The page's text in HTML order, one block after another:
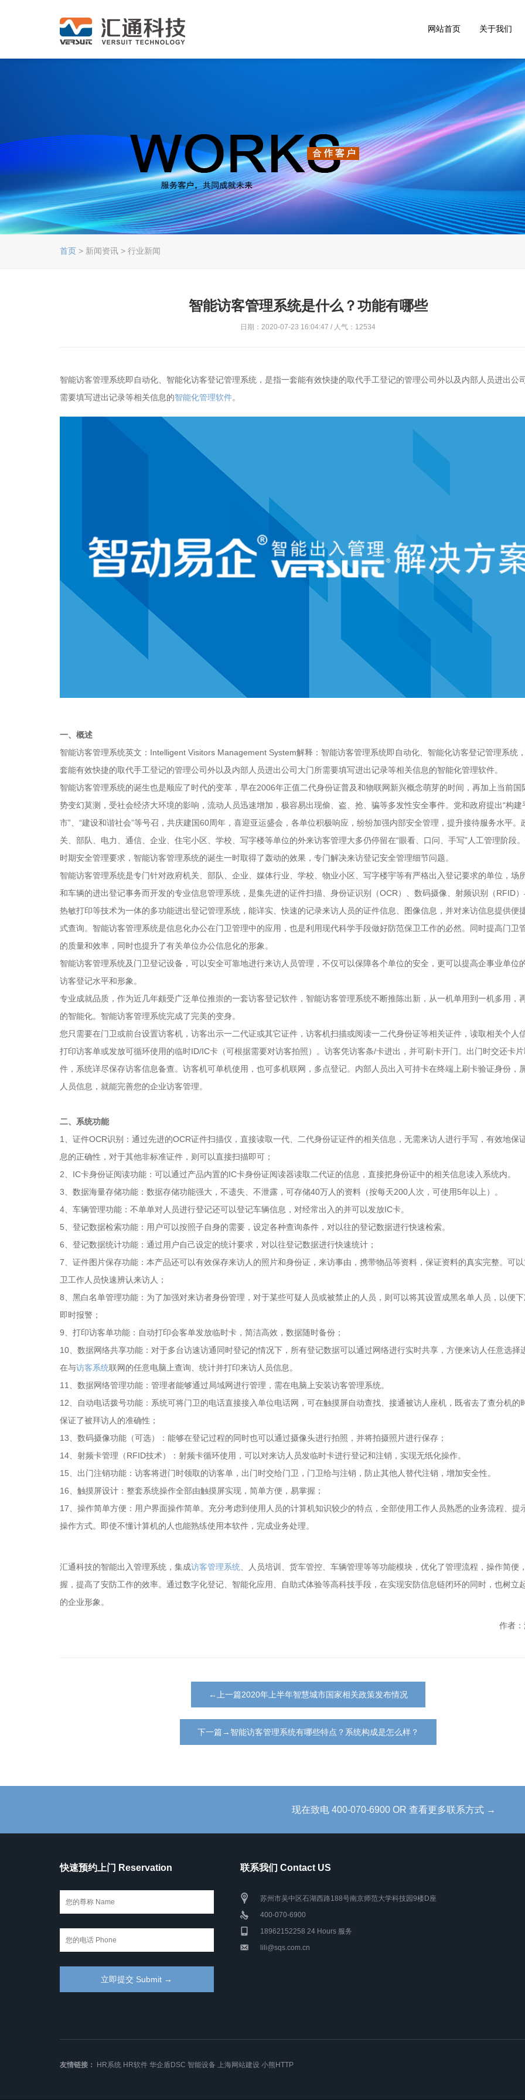
网站首页 关于我们
首页 > 新闻资讯 > 行业新闻
智能访客管理系统是什么？功能有哪些
日期：2020-07-23 16:04:47 / 人气：12534
智能访客管理系统即自动化、智能化访客登记管理系统，是指一套能有效快捷的取代手工登记的管理公司外以及内部人员进出公
需要填写进出记录等相关信息的智能化管理软件。
一、概述
智能访客管理系统英文：Intelligent Visitors Management System解释：智能访客管理系统即自动化、智能化访客登记管理系统
套能有效快捷的取代手工登记的管理公司外以及内部人员进出公司大门所需要填写进出记录等相关信息的智能化管理软件。
智能访客管理系统的诞生也是顺应了时代的变革，早在2006年正值二代身份证普及和物联网新兴概念萌芽的时间，再加上当前国
势变幻莫测，受社会经济大环境的影响，流动人员迅速增加，极容易出现偷、盗、抢、骗等多发性安全事件。党和政府提出“构建
市”、“建设和谐社会”等号召，共庆建国60周年，喜迎亚运盛会，各单位积极响应，纷纷加强内部安全管理，提升接待服务水平。
关、部队、电力、通信、企业、住宅小区、学校、写字楼等单位的外来访客管理大多仍停留在“眼看、口问、手写”人工管理阶段
时期安全管理要求，智能访客管理系统的诞生一时取得了轰动的效果，专门解决来访登记安全管理细节问题。
智能访客管理系统是专门针对政府机关、部队、企业、媒体行业、学校、物业小区、写字楼宇等有严格出入登记要求的单位，场
和车辆的进出登记事务而开发的专业信息管理系统，是集先进的证件扫描、身份证识别（OCR）、数码摄像、射频识别（RFID
热敏打印等技术为一体的多功能进出登记管理系统，能详实、快速的记录来访人员的证件信息、图像信息，并对来访信息提供便
式查询。智能访客管理系统是信息化办公在门卫管理中的应用，也是利用现代科学手段做好防范保卫工作的必然。同时提高门卫
的质量和效率，同时也提升了有关单位办公信息化的形象。
智能访客管理系统及门卫登记设备，可以安全可靠地进行来访人员管理，不仅可以保障各个单位的安全，更可以提高企事业单位
访客登记水平和形象。
专业成就品质，作为近几年颇受广泛单位推崇的一套访客登记软件，智能访客管理系统不断推陈出新，从一机单用到一机多用，
的智能化。智能访客管理系统完成了完美的变身。
您只需要在门卫或前台设置访客机，访客出示一二代证或其它证件，访客机扫描或阅读一二代身份证等相关证件，读取相关个人
打印访客单或发放可循环使用的临时ID/IC卡（可根据需要对访客拍照）。访客凭访客条/卡进出，并可刷卡开门。出门时交还卡
件，系统详尽保存访客信息备查。访客机可单机使用，也可多机联网，多点登记。内部人员出入可持卡在终端上刷卡验证身份，
人员信息，就能完善您的企业访客管理。
二、系统功能
1、证件OCR识别：通过先进的OCR证件扫描仪，直接读取一代、二代身份证证件的相关信息，无需来访人进行手写，有效地保
息的正确性，对于其他非标准证件，则可以直接扫描即可；
2、IC卡身份证阅读功能：可以通过产品内置的IC卡身份证阅读器读取二代证的信息，直接把身份证中的相关信息读入系统内。
3、数据海量存储功能：数据存储功能强大，不遗失、不泄露，可存储40万人的资料（按每天200人次，可使用5年以上）。
4、车辆管理功能：不单单对人员进行登记还可以登记车辆信息，对经常出入的并可以发放IC卡。
5、登记数据检索功能：用户可以按照子自身的需要，设定各种查询条件，对以往的登记数据进行快速检索。
6、登记数据统计功能：通过用户自己设定的统计要求，对以往登记数据进行快速统计；
7、证件图片保存功能：本产品还可以有效保存来访人的照片和身份证，来访事由，携带物品等资料，保证资料的真实完整。可
卫工作人员快速辨认来访人；
8、黑白名单管理功能：为了加强对来访者身份管理，对于某些可疑人员或被禁止的人员，则可以将其设置成黑名单人员，以便
即时报警；
9、打印访客单功能：自动打印会客单发放临时卡，简洁高效，数据随时备份；
10、数据网络共享功能：对于多台访速访通同时登记的情况下，所有登记数据可以通过网络进行实时共享，方便来访人任意选择
在与访客系统联网的任意电脑上查询、统计并打印来访人员信息。
11、数据网络管理功能：管理者能够通过局域网进行管理，需在电脑上安装访客管理系统。
12、自动电话拨号功能：系统可将门卫的电话直接接入单位电话网，可在触摸屏自动查找、接通被访人座机，既省去了查分机的
保证了被拜访人的准确性；
13、数码摄像功能（可选）：能够在登记过程的同时也可以通过摄像头进行拍照，并将拍摄照片进行保存；
14、射频卡管理（RFID技术）：射频卡循环使用，可以对来访人员发临时卡进行登记和注销，实现无纸化操作。
15、出门注销功能：访客将进门时领取的访客单，出门时交给门卫，门卫给与注销，防止其他人替代注销，增加安全性。
16、触摸屏设计：整套系统操作全部由触摸屏实现，简单方便，易掌握；
17、操作简单方便：用户界面操作简单。充分考虑到使用人员的计算机知识较少的特点，全部使用工作人员熟悉的业务流程、提
操作方式。即使不懂计算机的人也能熟练使用本软件，完成业务处理。
汇通科技的智能出入管理系统 ，集成访客管理系统 、人员培训、货车管控、车辆管理等等功能模块，优化了管理流程，操作简便
握，提高了安防工作的效率。通过数字化登记、智能化应用、自助式体验等高科技手段，在实现安防信息链闭环的同时，也树立
的企业形象。
作者
←上一篇2020年上半年智慧城市国家相关政策发布情况
下一篇→智能访客管理系统有哪些特点？系统构成是怎么样？
现在致电 400-070-6900 OR 查看更多联系方式 →
快速预约上门 Reservation 联系我们 Contact US
苏州市吴中区石湖西路188号南京师范大学科技园9楼D座
400-070-6900
18962152258 24 Hours 服务
lili@sqs.com.cn
友情链接： HR系统 HR软件 华企盾DSC 智能设备 上海网站建设 小熊HTTP